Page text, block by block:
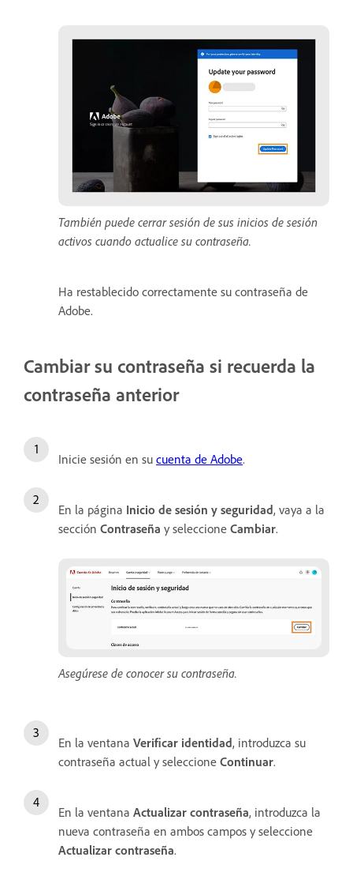
También puede cerrar sesión de sus inicios de sesión
activos cuando actualice su contraseña.
Ha restablecido correctamente su contraseña de
Adobe.
Cambiar su contraseña si recuerda la
contraseña anterior
Inicie sesión en su cuenta de Adobe.
En la página Inicio de sesión y seguridad, vaya a la
sección Contraseña y seleccione Cambiar.
Asegúrese de conocer su contraseña.
En la ventana Verificar identidad, introduzca su
contraseña actual y seleccione Continuar.
En la ventana Actualizar contraseña, introduzca la
nueva contraseña en ambos campos y seleccione
Actualizar contraseña.